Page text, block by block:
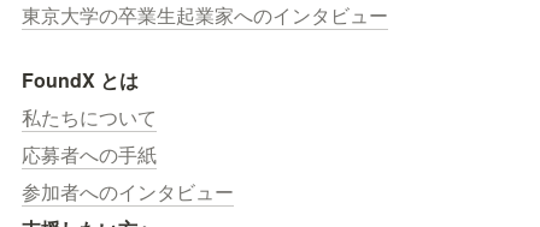
東京大学の卒業生起業家へのインタビュー
FoundX とは
私たちについて
応募者への手紙
参加者へのインタビュー